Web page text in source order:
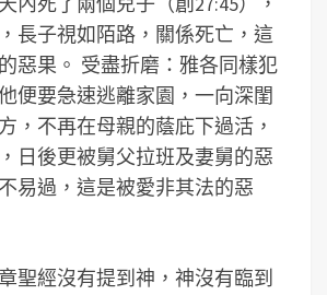
長子視如陌路，關係死亡，這
惡果。 受盡折磨：雅各同樣犯
便要急速逃離家園，一向深閨
，不再在母親的蔭庇下過活，
日後更被舅父拉班及妻舅的惡
易過，這是被愛非其法的惡
聖經沒有提到神，神沒有臨到